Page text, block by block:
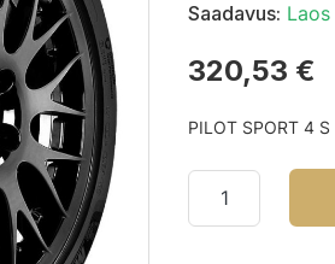
Saadavus: Laos
320,53 €
PILOT SPORT 4 S